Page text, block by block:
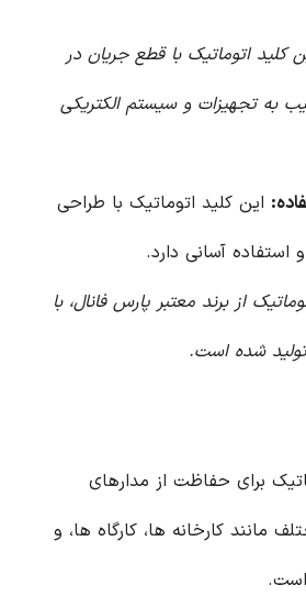
کلید اتوماتیک با قطع جریان در
به تجهیزات و سیستم الکتریکی
این کلید اتوماتیک با طراحی
آسانی دارد.
از برند معتبر پارس فانال، با
تولید شده است.
برای حفاظت از مدارهای
مانند کارخانه ها، کارگاه ها، و